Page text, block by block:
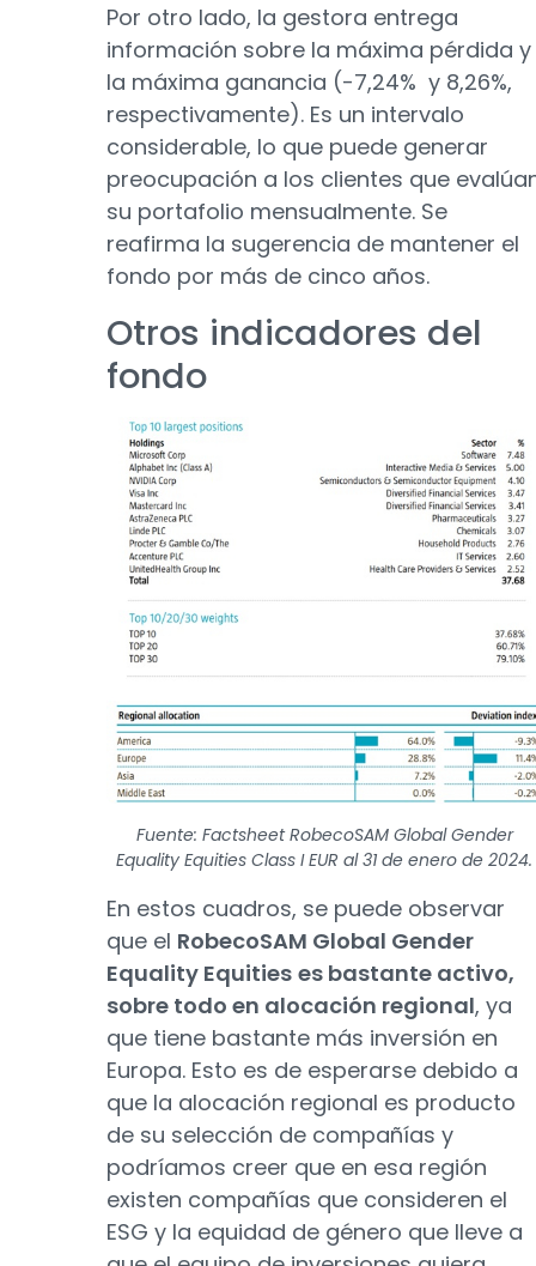
Por otro lado, la gestora entrega
información sobre la máxima pérdida y
la máxima ganancia (-7,24% y 8,26%,
respectivamente). Es un intervalo
considerable, lo que puede generar
preocupación a los clientes que
su portafolio mensualmente. Se
reafirma la sugerencia de mantener el
fondo por más de cinco años.
Otros indicadores del
fondo
Fuente: Factsheet RobecoSAM Global Gender
Equality Equities Class I EUR al 31 de enero de 2024.
En estos cuadros, se puede observar
que el RobecoSAM Global Gender
Equality Equities es bastante activo,
sobre todo en alocación regional, ya
que tiene bastante más inversión en
Europa. Esto es de esperarse debido a
que la alocación regional es producto
de su selección de compañías y
podríamos creer que en esa región
existen compañías que consideren el
ESG y la equidad de género que lleve a